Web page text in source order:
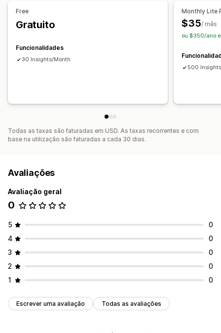
Rastreio de compras
Imagens e relatórios
Dashboards personalizados
Free
Gratuito
Funcionalidades
30 Insights/Month
Monthly Lite
$35/ mês
ou $350/ano e
500
Todas as taxas são faturadas em USD. As taxas recorrentes e com
base na utilização são faturadas a cada 30 dias.
Avaliações
Avaliação geral
0
5
0
4
0
3
0
2
0
1
0
Escrever uma avaliação Todas as avaliações